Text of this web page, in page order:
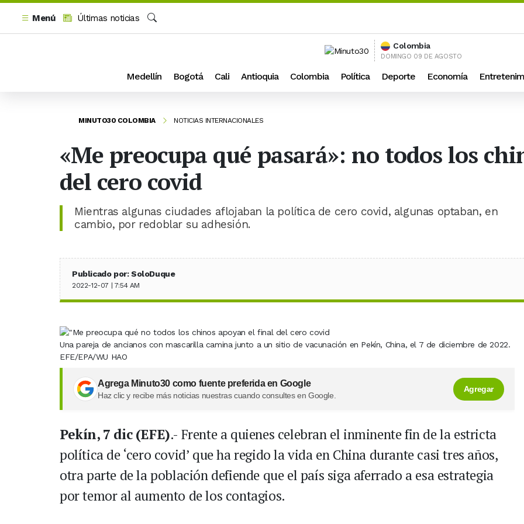
Menú
Últimas noticias
Buscar
Colombia
DOMINGO 09 DE AGOSTO
Medellín Bogotá Cali Antioquia Colombia Política Deporte Economía
MINUTO30 COLOMBIA NOTICIAS INTERNACIONALES
«Me preocupa qué pasará»: no todos los
del cero covid
Mientras algunas ciudades aflojaban la política de cero covid, algunas optaban, en
cambio, por redoblar su adhesión.
Publicado por: SoloDuque
2022-12-07 | 7:54 AM
Una pareja de ancianos con mascarilla camina junto a un sitio de vacunación en Pekín, China, el 7 de diciembre de 2022.
EFE/EPA/WU HAO
Agrega Minuto30 como fuente preferida en Google
Haz clic y recibe más noticias nuestras cuando consultes en Google.
Agregar
Pekín, 7 dic (EFE).- Frente a quienes celebran el inminente fin de la estricta
política de ‘cero covid’ que ha regido la vida en China durante casi tres años,
otra parte de la población defiende que el país siga aferrado a esa estrategia
por temor al aumento de los contagios.